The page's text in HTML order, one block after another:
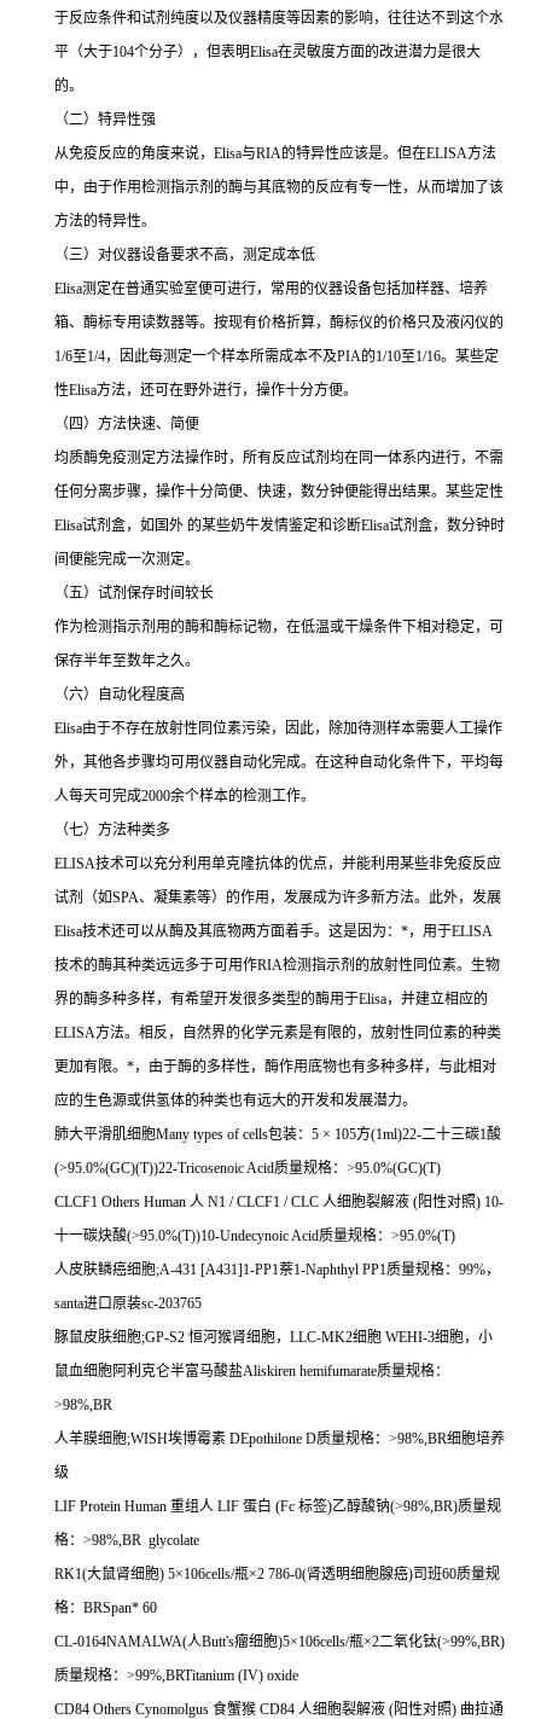
于反应条件和试剂纯度以及仪器精度等因素的影响，往往达不到这个水
平（大于104个分子），但表明Elisa在灵敏度方面的改进潜力是很大
的。
（二）特异性强
从免疫反应的角度来说，Elisa与RIA的特异性应该是。但在ELISA方法
中，由于作用检测指示剂的酶与其底物的反应有专一性，从而增加了该
方法的特异性。
（三）对仪器设备要求不高，测定成本低
Elisa测定在普通实验室便可进行，常用的仪器设备包括加样器、培养
箱、酶标专用读数器等。按现有价格折算，酶标仪的价格只及液闪仪的
1/6至1/4，因此每测定一个样本所需成本不及PIA的1/10至1/16。某些定
性Elisa方法，还可在野外进行，操作十分方便。
（四）方法快速、简便
均质酶免疫测定方法操作时，所有反应试剂均在同一体系内进行，不需
任何分离步骤，操作十分简便、快速，数分钟便能得出结果。某些定性
Elisa试剂盒，如国外 的某些奶牛发情鉴定和诊断Elisa试剂盒，数分钟时
间便能完成一次测定。
（五）试剂保存时间较长
作为检测指示剂用的酶和酶标记物，在低温或干燥条件下相对稳定，可
保存半年至数年之久。
（六）自动化程度高
Elisa由于不存在放射性同位素污染，因此，除加待测样本需要人工操作
外，其他各步骤均可用仪器自动化完成。在这种自动化条件下，平均每
人每天可完成2000余个样本的检测工作。
（七）方法种类多
ELISA技术可以充分利用单克隆抗体的优点，并能利用某些非免疫反应
试剂（如SPA、凝集素等）的作用，发展成为许多新方法。此外，发展
Elisa技术还可以从酶及其底物两方面着手。这是因为：*，用于ELISA
技术的酶其种类远远多于可用作RIA检测指示剂的放射性同位素。生物
界的酶多种多样，有希望开发很多类型的酶用于Elisa，并建立相应的
ELISA方法。相反，自然界的化学元素是有限的，放射性同位素的种类
更加有限。*，由于酶的多样性，酶作用底物也有多种多样，与此相对
应的生色源或供氢体的种类也有远大的开发和发展潜力。
肺大平滑肌细胞Many types of cells包装：5 × 105方(1ml)22-二十三碳1酸
(>95.0%(GC)(T))22-Tricosenoic Acid质量规格：>95.0%(GC)(T)
CLCF1 Others Human 人 N1 / CLCF1 / CLC 人细胞裂解液 (阳性对照) 10-
十一碳炔酸(>95.0%(T))10-Undecynoic Acid质量规格：>95.0%(T)
人皮肤鳞癌细胞;A-431 [A431]1-PP1萘1-Naphthyl PP1质量规格：99%，
santa进口原装sc-203765
豚鼠皮肤细胞;GP-S2 恒河猴肾细胞，LLC-MK2细胞 WEHI-3细胞，小
鼠血细胞阿利克仑半富马酸盐Aliskiren hemifumarate质量规格：
>98%,BR
人羊膜细胞;WISH埃博霉素 DEpothilone D质量规格：>98%,BR细胞培养
级
LIF Protein Human 重组人 LIF 蛋白 (Fc 标签)乙醇酸钠(>98%,BR)质量规
格：>98%,BR glycolate
RK1(大鼠肾细胞) 5×106cells/瓶×2 786-0(肾透明细胞腺癌)司班60质量规
格：BRSpan* 60
CL-0164NAMALWA(人Butt's瘤细胞)5×106cells/瓶×2二氧化钛(>99%,BR)
质量规格：>99%,BRTitanium (IV) oxide
CD84 Others Cynomolgus 食蟹猴 CD84 人细胞裂解液 (阳性对照) 曲拉通